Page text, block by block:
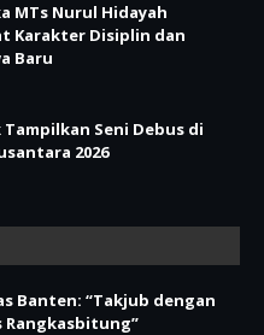
MTs Nurul Hidayah
Karakter Disiplin dan
Baru
Tampilkan Seni Debus di
2026
Banten: “Takjub dengan
Rangkasbitung”